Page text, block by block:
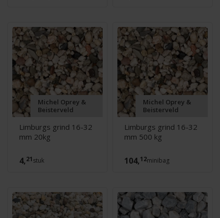
Michel Oprey &
Beisterveld
Limburgs grind 16-32
mm 20kg
4,21stuk
Michel Oprey &
Beisterveld
Limburgs grind 16-32
mm 500 kg
104,12minibag